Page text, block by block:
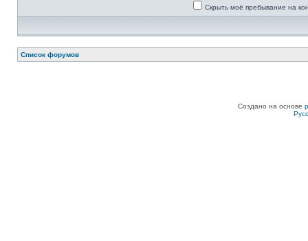
Скрыть моё пребывание на
Список форумов
Создано на основе